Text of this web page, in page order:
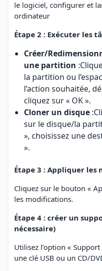
le logiciel, configurer et
ordinateur
Étape 2 : Exécuter les
Créer/
une partition
la partition ou
l’action souhaitée,
cliquez sur « OK ».
Cloner un disque
sur le disque/la
», choisissez une
».
Étape 3 : Appliquer les
Cliquez sur le bouton «
les modifications.
Étape 4 : créer un
nécessaire)
Utilisez l’option «
une clé USB ou un CD/